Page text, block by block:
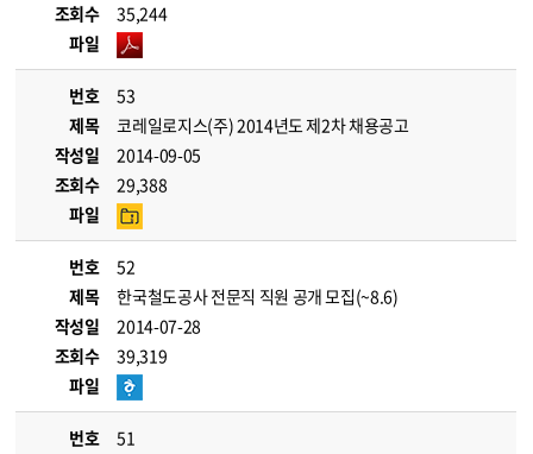
조회수
35,244
파일
번호
53
제목
코레일로지스(주) 2014년도 제2차 채용공고
작성일
2014-09-05
조회수
29,388
파일
번호
52
제목
한국철도공사 전문직 직원 공개 모집(~8.6)
작성일
2014-07-28
조회수
39,319
파일
번호
51